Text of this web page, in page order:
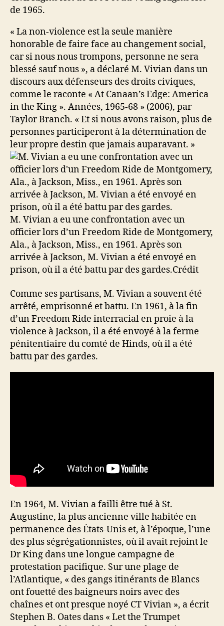
de 1965.
« La non-violence est la seule manière
honorable de faire face au changement social,
car si nous nous trompons, personne ne sera
blessé sauf nous », a déclaré M. Vivian dans un
discours aux défenseurs des droits civiques,
comme le raconte « At Canaan’s Edge: America
in the King ». Années, 1965-68 » (2006), par
Taylor Branch. « Et si nous avons raison, plus de
personnes participeront à la détermination de
leur propre destin que jamais auparavant. »
M. Vivian a eu une confrontation avec un
officier lors d’un Freedom Ride de Montgomery,
Ala., à Jackson, Miss., en 1961. Après son
arrivée à Jackson, M. Vivian a été envoyé en
prison, où il a été battu par des gardes.Crédit
Comme ses partisans, M. Vivian a souvent été
arrêté, emprisonné et battu. En 1961, à la fin
d’un Freedom Ride interracial en proie à la
violence à Jackson, il a été envoyé à la ferme
pénitentiaire du comté de Hinds, où il a été
battu par des gardes.
En 1964, M. Vivian a failli être tué à St.
Augustine, la plus ancienne ville habitée en
permanence des États-Unis et, à l’époque, l’une
des plus ségrégationnistes, où il avait rejoint le
Dr King dans une longue campagne de
protestation pacifique. Sur une plage de
l’Atlantique, « des gangs itinérants de Blancs
ont fouetté des baigneurs noirs avec des
chaînes et ont presque noyé CT Vivian », a écrit
Stephen B. Oates dans « Let the Trumpet